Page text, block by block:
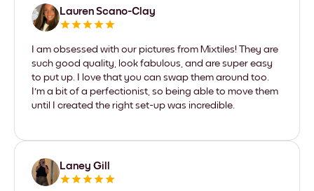
Lauren Scano-Clay
I am obsessed with our pictures from Mixtiles! They are
such good quality, look fabulous, and are super easy
to put up. I love that you can swap them around too.
I'm a bit of a perfectionist, so being able to move them
until I created the right set-up was incredible.
Laney Gill